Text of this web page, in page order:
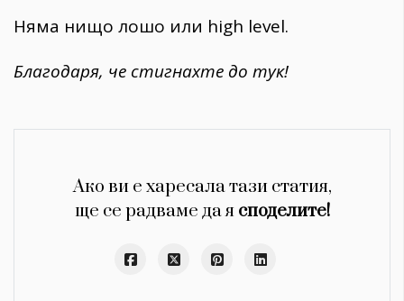
Няма нищо лошо или high level.
Благодаря, че стигнахте до тук!
Ако ви е харесала тази статия,
ще се радваме да я споделите!